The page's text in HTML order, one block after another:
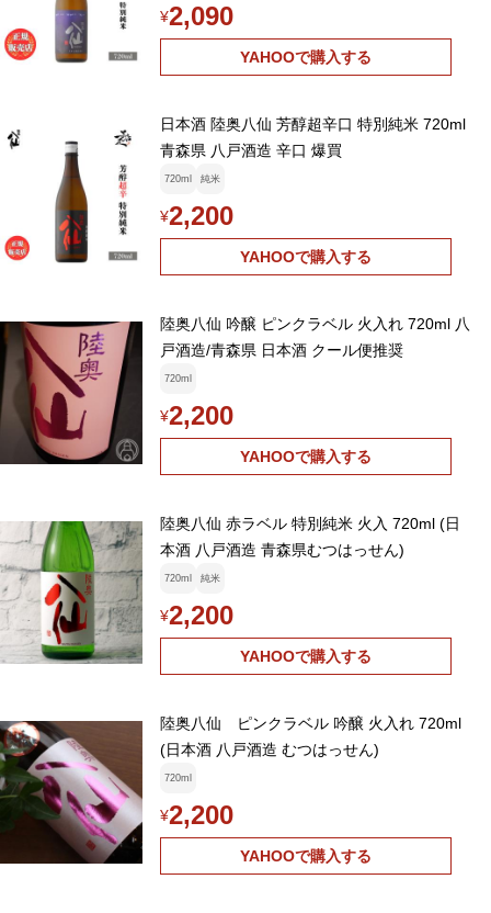
¥2,090
YAHOOで購入する
日本酒 陸奥八仙 芳醇超辛口 特別純米 720ml
青森県 八戸酒造 辛口 爆買
720ml 純米
¥2,200
YAHOOで購入する
陸奥八仙 吟醸 ピンクラベル 火入れ 720ml 八
戸酒造/青森県 日本酒 クール便推奨
720ml
¥2,200
YAHOOで購入する
陸奥八仙 赤ラベル 特別純米 火入 720ml (日
本酒 八戸酒造 青森県むつはっせん)
720ml 純米
¥2,200
YAHOOで購入する
陸奥八仙 ピンクラベル 吟醸 火入れ 720ml
(日本酒 八戸酒造 むつはっせん)
720ml
¥2,200
YAHOOで購入する